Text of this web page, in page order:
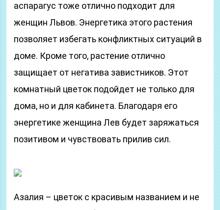
аспарагус тоже отлично подходит для
женщин Львов. Энергетика этого растения
позволяет избегать конфликтных ситуаций в
доме. Кроме того, растение отлично
защищает от негатива завистников. Этот
комнатный цветок подойдет не только для
дома, но и для кабинета. Благодаря его
энергетике женщина Лев будет заряжаться
позитивом и чувствовать прилив сил.
Азалия – цветок с красивым названием и не